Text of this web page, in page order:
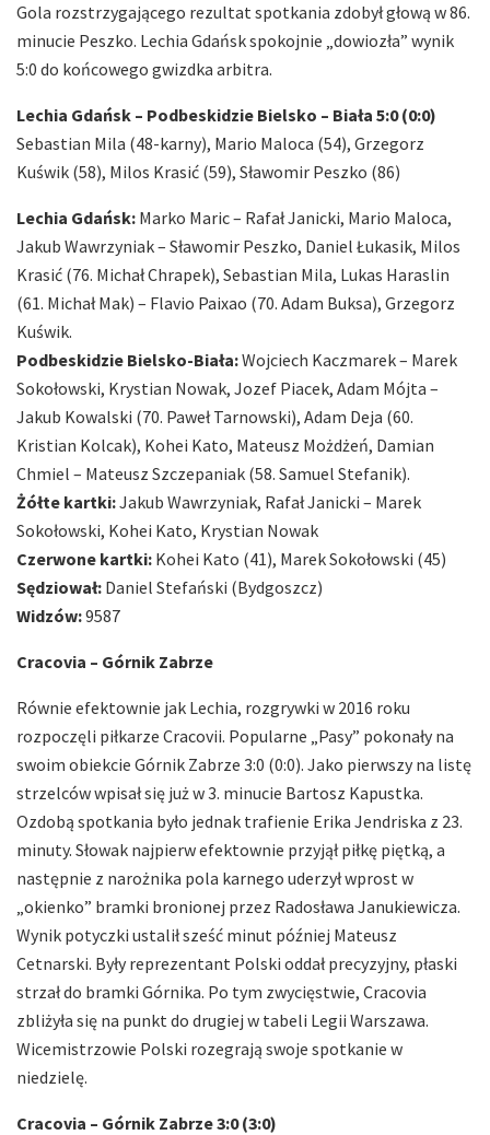
Gola rozstrzygającego rezultat spotkania zdobył głową w 86.
minucie Peszko. Lechia Gdańsk spokojnie „dowiozła” wynik
5:0 do końcowego gwizdka arbitra.
Lechia Gdańsk – Podbeskidzie Bielsko – Biała 5:0 (0:0)
Sebastian Mila (48-karny), Mario Maloca (54), Grzegorz
Kuświk (58), Milos Krasić (59), Sławomir Peszko (86)
Lechia Gdańsk: Marko Maric – Rafał Janicki, Mario Maloca,
Jakub Wawrzyniak – Sławomir Peszko, Daniel Łukasik, Milos
Krasić (76. Michał Chrapek), Sebastian Mila, Lukas Haraslin
(61. Michał Mak) – Flavio Paixao (70. Adam Buksa), Grzegorz
Kuświk.
Podbeskidzie Bielsko-Biała:Wojciech Kaczmarek – Marek
Sokołowski, Krystian Nowak, Jozef Piacek, Adam Mójta –
Jakub Kowalski (70. Paweł Tarnowski), Adam Deja (60.
Kristian Kolcak), Kohei Kato, Mateusz Możdżeń, Damian
Chmiel – Mateusz Szczepaniak (58. Samuel Stefanik).
Żółte kartki:Jakub Wawrzyniak, Rafał Janicki – Marek
Sokołowski, Kohei Kato, Krystian Nowak
Czerwone kartki: Kohei Kato (41), Marek Sokołowski (45)
Sędziował: Daniel Stefański (Bydgoszcz)
Widzów:9587
Cracovia – Górnik Zabrze
Równie efektownie jak Lechia, rozgrywki w 2016 roku
rozpoczęli piłkarze Cracovii. Popularne „Pasy” pokonały na
swoim obiekcie Górnik Zabrze 3:0 (0:0). Jako pierwszy na listę
strzelców wpisał się już w 3. minucie Bartosz Kapustka.
Ozdobą spotkania było jednak trafienie Erika Jendriska z 23.
minuty. Słowak najpierw efektownie przyjął piłkę piętką, a
następnie z narożnika pola karnego uderzył wprost w
„okienko” bramki bronionej przez Radosława Janukiewicza.
Wynik potyczki ustalił sześć minut później Mateusz
Cetnarski. Były reprezentant Polski oddał precyzyjny, płaski
strzał do bramki Górnika. Po tym zwycięstwie, Cracovia
zbliżyła się na punkt do drugiej w tabeli Legii Warszawa.
Wicemistrzowie Polski rozegrają swoje spotkanie w
niedzielę.
Cracovia – Górnik Zabrze 3:0 (3:0)